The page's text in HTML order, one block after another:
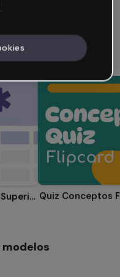
Calendário Acadêmico Educação Superior Quiz Conceptos
modelos